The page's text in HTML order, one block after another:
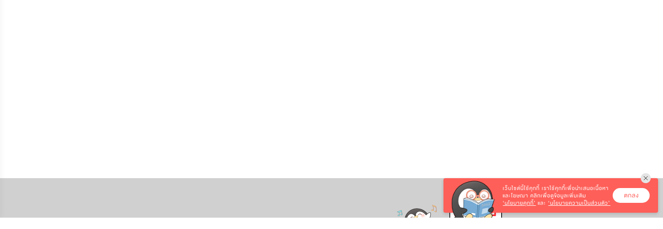
เว็บไซต์นี้ใช้คุกกี้ เราใช้คุกกี้เพื่อนำเสนอเนื้อหา
และโฆษณา คลิกเพื่อดูข้อมูลเพิ่มเติม
‘นโยบายคุกกี้’ และ‘นโยบายความเป็นส่วนตัว’
ตกลง